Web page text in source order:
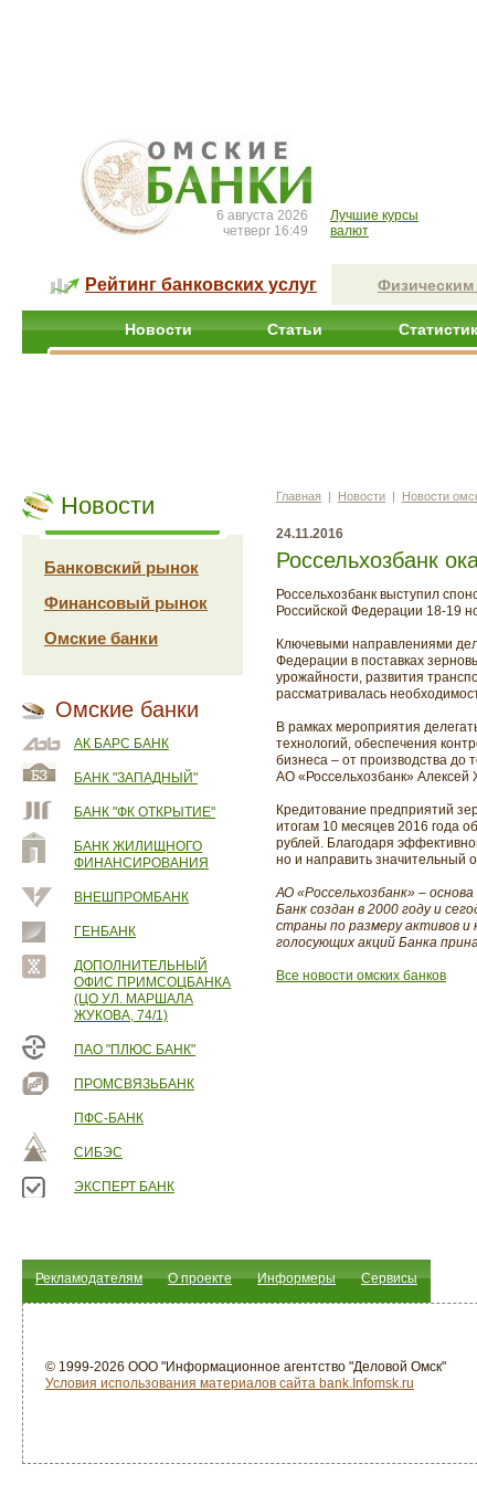
6 августа 2026
четверг 16:49
Лучшие курсы
валют
Рейтинг банковских услуг
Новости Статьи
Новости
Банковский рынок
Финансовый рынок
Омские банки
Омские банки
АК БАРС БАНК
БАНК "ЗАПАДНЫЙ"
БАНК "ФК ОТКРЫТИЕ"
БАНК ЖИЛИЩНОГО
ФИНАНСИРОВАНИЯ
ВНЕШПРОМБАНК
ГЕНБАНК
ДОПОЛНИТЕЛЬНЫЙ
ОФИС ПРИМСОЦБАНКА
(ЦО УЛ. МАРШАЛА
ЖУКОВА, 74/1)
ПАО "ПЛЮС БАНК"
ПРОМСВЯЗЬБАНК
ПФС-БАНК
СИБЭС
ЭКСПЕРТ БАНК
Главная | Новости | Новости
24.11.2016
Россельхозбанк
Россельхозбанк выступил
Российской Федерации 18-19
Ключевыми направлениями
Федерации в поставках
урожайности, развития
рассматривалась
В рамках мероприятия
технологий, обеспечения
бизнеса – от производства до
АО «Россельхозбанк» Алексей
Кредитование предприятий
итогам 10 месяцев 2016 года
рублей. Благодаря
но и направить значительный
АО «Россельхозбанк» –
Банк создан в 2000 году и
страны по размеру активов и
голосующих акций Банка
Все новости омских банков
Рекламодателям О проекте Информеры Сервисы
© 1999-2026 ООО "Информационное агентство "Деловой Омск"
Условия использования материалов сайта bank.Infomsk.ru